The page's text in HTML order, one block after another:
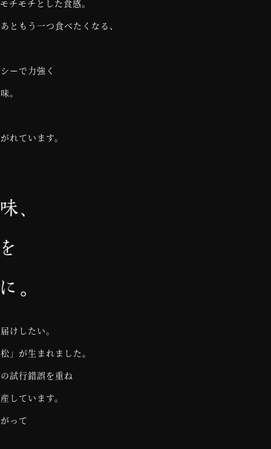
チモチとした食感。
ともう一つ食べたくなる、
ーで力強く
。
れています。
けしたい。
」が生まれました。
試行錯誤を重ね
しています。
って